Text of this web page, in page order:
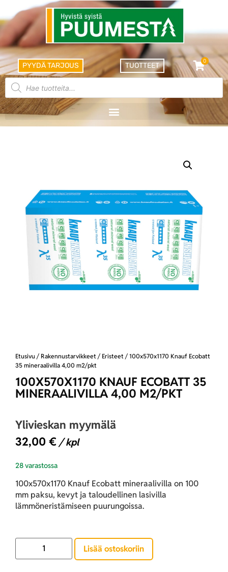
PYYDÄ TARJOUS TUOTTEET
0
Etusivu / Rakennustarvikkeet / Eristeet / 100x570x1170 Knauf Ecobatt
35 mineraalivilla 4,00 m2/pkt
100X570X1170 KNAUF ECOBATT 35
MINERAALIVILLA 4,00 M2/PKT
Ylivieskan myymälä
32,00 € / kpl
28 varastossa
100x570x1170 Knauf Ecobatt mineraalivilla on 100
mm paksu, kevyt ja taloudellinen lasivilla
lämmöneristämiseen puurungoissa.
Lisää ostoskoriin